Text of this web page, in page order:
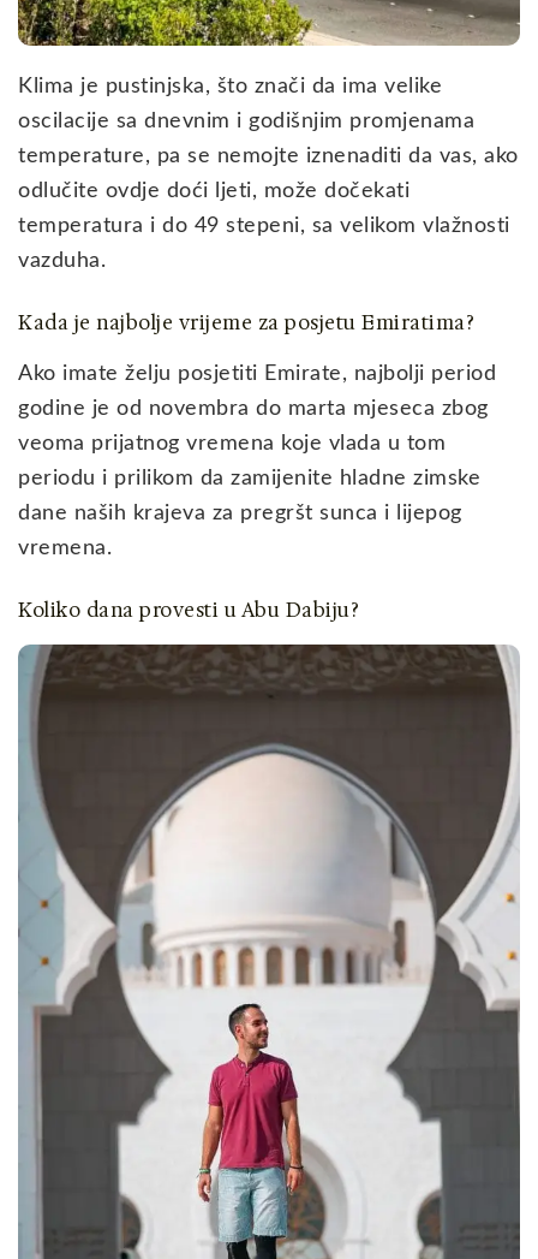
Klima je pustinjska, što znači da ima velike
oscilacije sa dnevnim i godišnjim promjenama
temperature, pa se nemojte iznenaditi da vas, ako
odlučite ovdje doći ljeti, može dočekati
temperatura i do 49 stepeni, sa velikom vlažnosti
vazduha.
Kada je najbolje vrijeme za posjetu Emiratima?
Ako imate želju posjetiti Emirate, najbolji period
godine je od novembra do marta mjeseca zbog
veoma prijatnog vremena koje vlada u tom
periodu i prilikom da zamijenite hladne zimske
dane naših krajeva za pregršt sunca i lijepog
vremena.
Koliko dana provesti u Abu Dabiju?